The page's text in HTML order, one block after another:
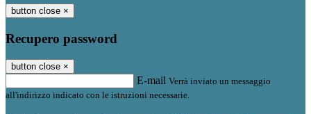
button close ×
Recupero password
button close ×
E-mail Verrà inviato un messaggio
all'indirizzo indicato con le istruzioni necessarie.